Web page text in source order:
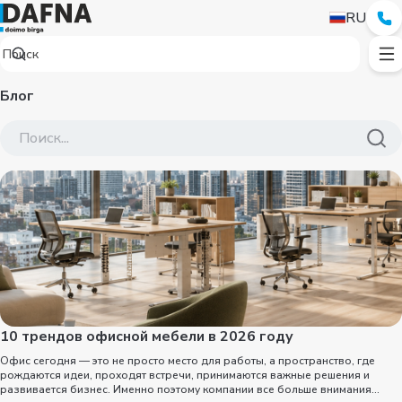
RU
Блог
10 трендов офисной мебели в 2026 году
Офис сегодня — это не просто место для работы, а пространство, где
рождаются идеи, проходят встречи, принимаются важные решения и
развивается бизнес. Именно поэтому компании все больше внимания